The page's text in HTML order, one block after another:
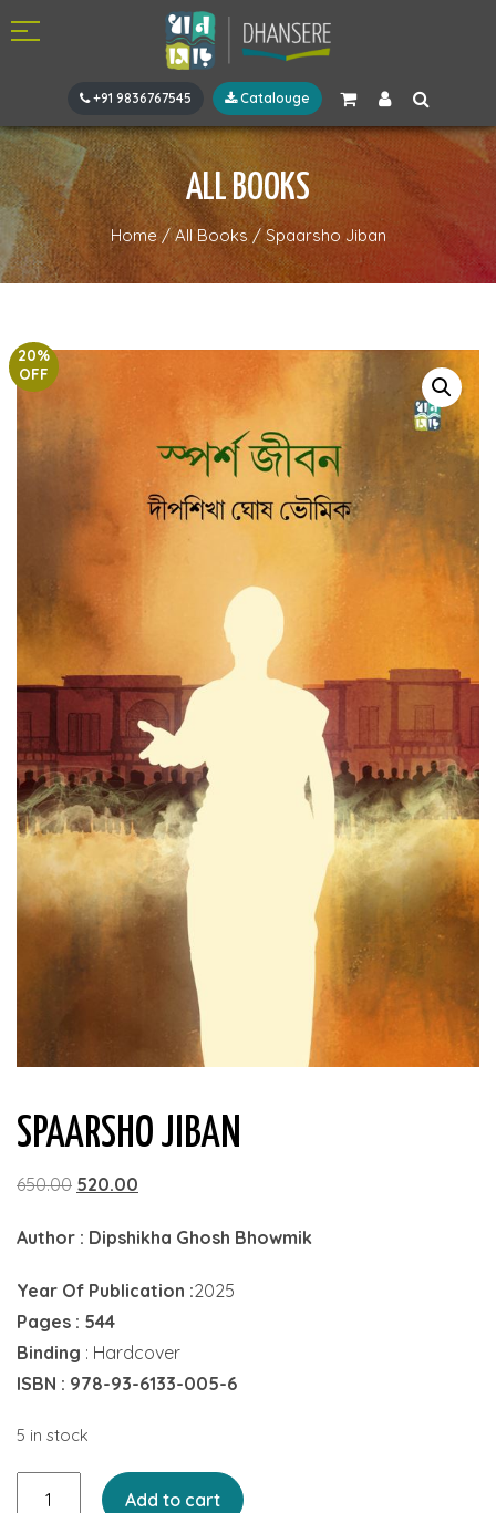
+91 9836767545 Catalouge
ALL BOOKS
Home/All Books/Spaarsho Jiban
20%
OFF
SPAARSHO JIBAN
650.00 Original
was:
520.00
is:
Author : Dipshikha Ghosh Bhowmik
Year Of Publication :2025
Pages : 544
Binding : Hardcover
ISBN : 978-93-6133-005-6
5 in stock
Add to cart